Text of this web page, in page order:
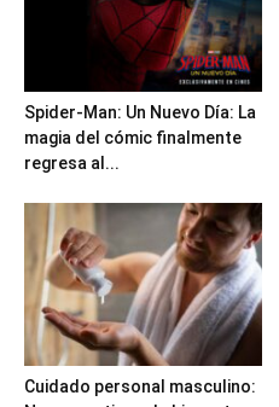
Spider-Man: Un Nuevo Día: La
magia del cómic finalmente
regresa al...
Cuidado personal masculino: